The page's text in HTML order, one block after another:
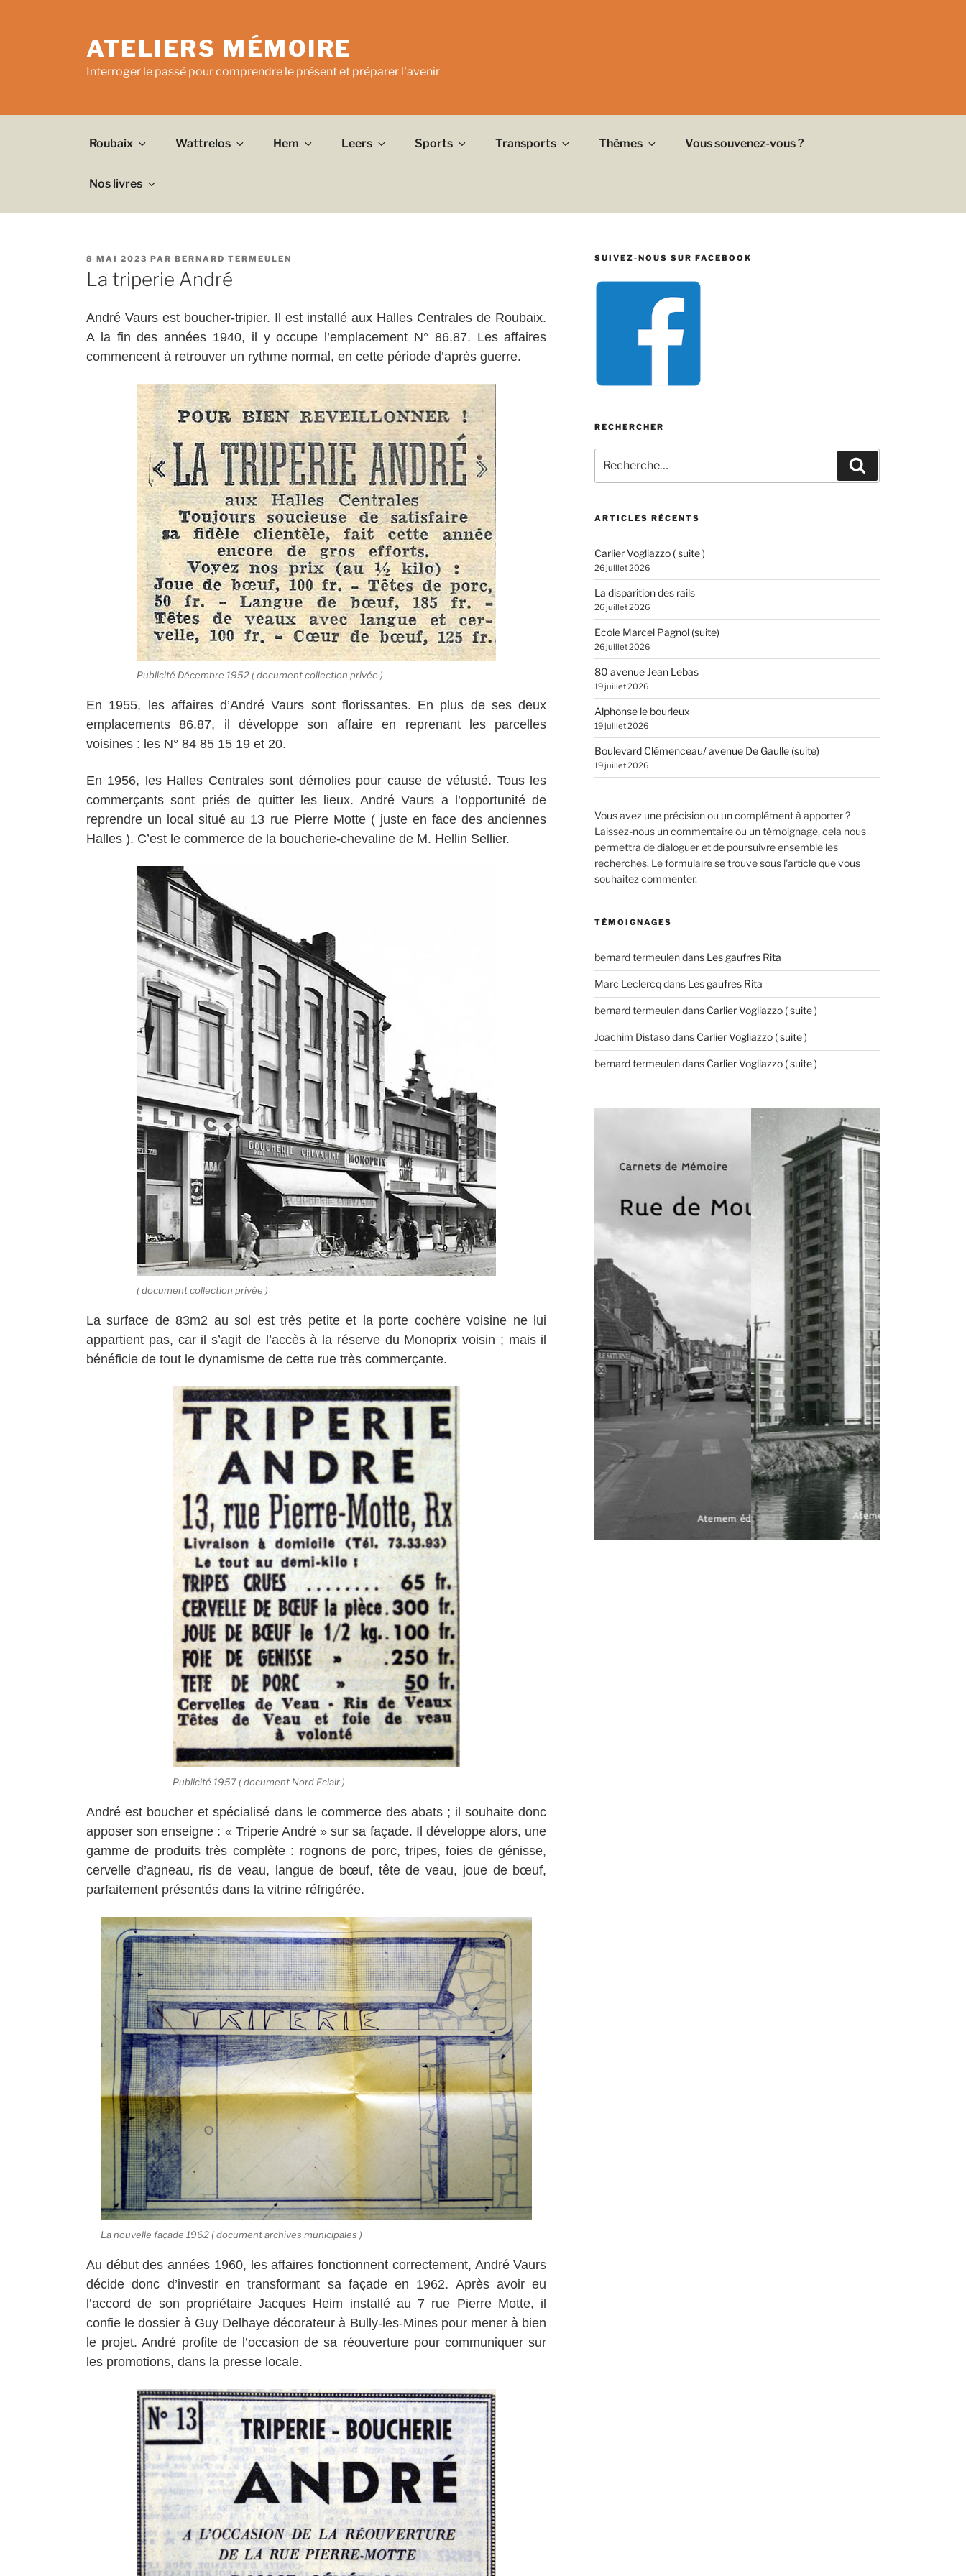
ATELIERS MÉMOIRE
Interroger le passé pour comprendre le présent et préparer l'avenir
Roubaix Wattrelos Hem Leers Sports Transports Thèmes Vous souvenez-vous ?
Nos livres
PUBLIÉ
LE
8 MAI 2023 PAR BERNARD TERMEULEN
La triperie André
André Vaurs est boucher-tripier. Il est installé aux Halles Centrales de Roubaix.
A la fin des années 1940, il y occupe l’emplacement N° 86.87. Les affaires
commencent à retrouver un rythme normal, en cette période d’après guerre.
Publicité Décembre 1952 ( document collection privée )
En 1955, les affaires d’André Vaurs sont florissantes. En plus de ses deux
emplacements 86.87, il développe son affaire en reprenant les parcelles
voisines : les N° 84 85 15 19 et 20.
En 1956, les Halles Centrales sont démolies pour cause de vétusté. Tous les
commerçants sont priés de quitter les lieux. André Vaurs a l’opportunité de
reprendre un local situé au 13 rue Pierre Motte ( juste en face des anciennes
Halles ). C’est le commerce de la boucherie-chevaline de M. Hellin Sellier.
( document collection privée )
La surface de 83m2 au sol est très petite et la porte cochère voisine ne lui
appartient pas, car il s’agit de l’accès à la réserve du Monoprix voisin ; mais il
bénéficie de tout le dynamisme de cette rue très commerçante.
Publicité 1957 ( document Nord Eclair )
André est boucher et spécialisé dans le commerce des abats ; il souhaite donc
apposer son enseigne : « Triperie André » sur sa façade. Il développe alors, une
gamme de produits très complète : rognons de porc, tripes, foies de génisse,
cervelle d’agneau, ris de veau, langue de bœuf, tête de veau, joue de bœuf,
parfaitement présentés dans la vitrine réfrigérée.
La nouvelle façade 1962 ( document archives municipales )
Au début des années 1960, les affaires fonctionnent correctement, André Vaurs
décide donc d’investir en transformant sa façade en 1962. Après avoir eu
l’accord de son propriétaire Jacques Heim installé au 7 rue Pierre Motte, il
confie le dossier à Guy Delhaye décorateur à Bully-les-Mines pour mener à bien
le projet. André profite de l’occasion de sa réouverture pour communiquer sur
les promotions, dans la presse locale.
SUIVEZ-NOUS SUR FACEBOOK
RECHERCHER
pour
:
ARTICLES RÉCENTS
Carlier Vogliazzo ( suite )
26 juillet 2026
La disparition des rails
26 juillet 2026
Ecole Marcel Pagnol (suite)
26 juillet 2026
80 avenue Jean Lebas
19 juillet 2026
Alphonse le bourleux
19 juillet 2026
Boulevard Clémenceau/ avenue De Gaulle (suite)
19 juillet 2026
Vous avez une précision ou un complément à apporter ?
Laissez-nous un commentaire ou un témoignage, cela nous
permettra de dialoguer et de poursuivre ensemble les
recherches. Le formulaire se trouve sous l'article que vous
souhaitez commenter.
TÉMOIGNAGES
bernard termeulendans Les gaufres Rita
Marc Leclercqdans Les gaufres Rita
bernard termeulendans Carlier Vogliazzo ( suite )
Joachim Distasodans Carlier Vogliazzo ( suite )
bernard termeulendans Carlier Vogliazzo ( suite )